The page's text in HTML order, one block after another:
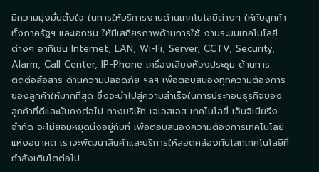
มีความมุ่งมั่นตั้งใจ ในการให้บริการงานด้านเทคโนโลยีต่างๆ ให้กับลูกค้า
ทั้งภาครัฐฯ และเอกชน ให้มีเสถียรภาพด้านการใช้ งานระบบเทคโนโลยี
ต่างๆ อาทิเช่น Internet, LAN, Wi-Fi, Server, CCTV, Security,
Alarm, Call Center, IP-Phone เครื่องเสียงห้องประชุม ด้านการ
ติดต่อสื่อสาร ด้านความปลอดภัย ฯลฯ เพื่อตอบสนองทุกความต้องการ
ของลูกค้าให้มากที่สุด ซึ่งจะนำไปสู่ความสำเร็จในการประกอบธุรกิจของ
ลูกค้าที่ดีและมั่นคงต่อไป ทางบริษัท เจเอสเอส เทคโนโลยี่ เอ็นจิเนียริ่ง
จำกัด จะไม่ยอมหยุดนิ่งอยู่กับที่ เพื่อตอบสนองความต้องการเทคโนโลยี
แห่งอนาคต เราจะพัฒนาสินค้าและบริการให้สอดคล้องกับโลกเทคโนโลยีที่
กำลังเติบโตต่อไป